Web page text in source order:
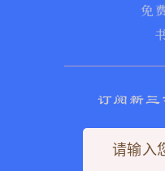
免
订阅新